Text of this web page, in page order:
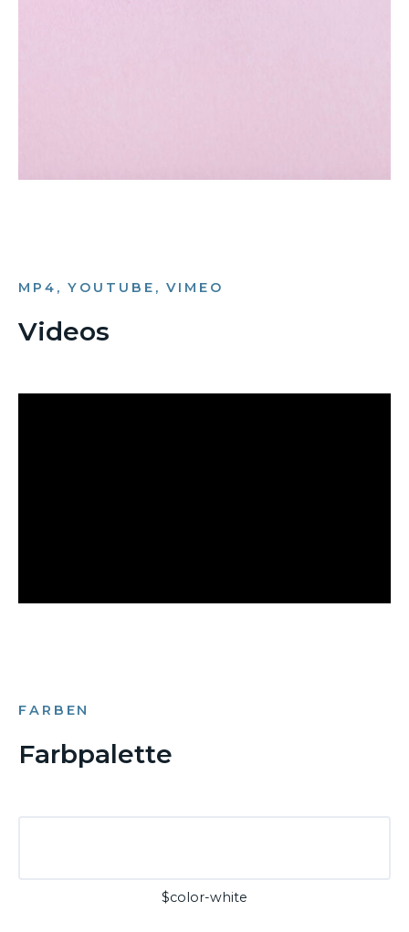
MP4, YOUTUBE, VIMEO
Videos
FARBEN
Farbpalette
$color-white